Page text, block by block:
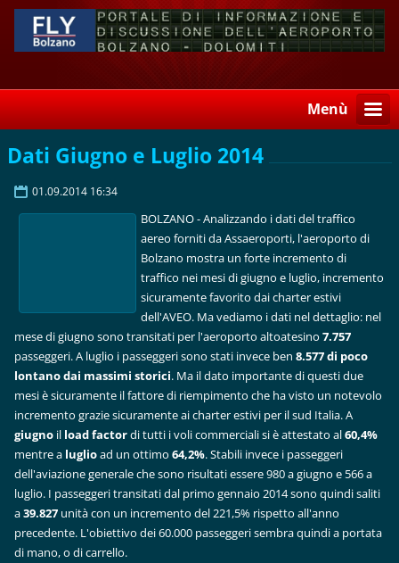
Menù
Dati Giugno e Luglio 2014
01.09.2014 16:34
BOLZANO - Analizzando i dati del traffico
aereo forniti da Assaeroporti, l'aeroporto di
Bolzano mostra un forte incremento di
traffico nei mesi di giugno e luglio, incremento
sicuramente favorito dai charter estivi
dell'AVEO. Ma vediamo i dati nel dettaglio: nel
mese di giugno sono transitati per l'aeroporto altoatesino7.757
passeggeri. A luglio i passeggeri sono stati invece ben8.577 di poco
lontano dai massimi storici. Ma il dato importante di questi due
mesi è sicuramente il fattore di riempimento che ha visto un notevolo
incremento grazie sicuramente ai charter estivi per il sud Italia. A
giugno il load factordi tutti i voli commerciali si è attestato al60,4%
mentre a luglioad un ottimo 64,2%. Stabili invece i passeggeri
dell'aviazione generale che sono risultati essere 980 a giugno e 566 a
luglio. I passeggeri transitati dal primo gennaio 2014 sono quindi saliti
a39.827 unità con un incremento del 221,5% rispetto all'anno
precedente. L'obiettivo dei 60.000 passeggeri sembra quindi a portata
di mano, o di carrello.